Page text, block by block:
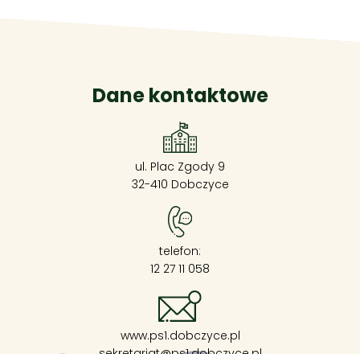
Dane kontaktowe
ul. Plac Zgody 9
32-410 Dobczyce
telefon:
12 27 11 058
www.ps1.dobczyce.pl